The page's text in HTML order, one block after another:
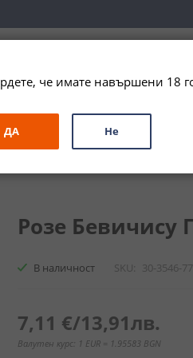
ЗА ПОДАРЪК ПРОМО
/ Rose Bevicisu Piemonte
Розе Бевичису
В наличност SKU 30-3546-
7,11 €/13,91лв.
Валутен курс: 1 EUR = 1.95583 BGN
че имате навършени 18
ДА Не